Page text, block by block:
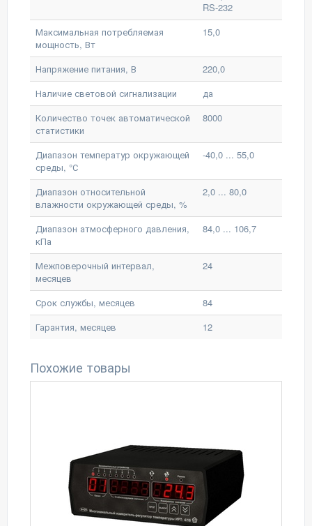
RS-232
Максимальная потребляемая
мощность, Вт
15,0
Напряжение питания, В
220,0
Наличие световой сигнализации
да
Количество точек автоматической
статистики
8000
Диапазон температур окружающей
среды, °С
-40,0 ... 55,0
Диапазон относительной
влажности окружающей среды, %
2,0 ... 80,0
Диапазон атмосферного давления,
кПа
84,0 ... 106,7
Межповерочный интервал,
месяцев
24
Срок службы, месяцев
84
Гарантия, месяцев
12
Похожие товары